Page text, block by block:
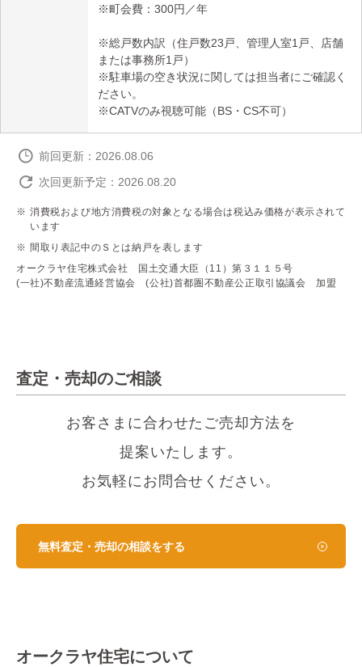
※町会費：300円／年
※総戸数内訳（住戸数23戸、管理人室1戸、店舗
または事務所1戸）
※駐車場の空き状況に関しては担当者にご確認く
ださい。
※CATVのみ視聴可能（BS・CS不可）
前回更新：2026.08.06
次回更新予定：2026.08.20
消費税および地方消費税の対象となる場合は税込み価格が表示されて
います
間取り表記中のＳとは納戸を表します
オークラヤ住宅株式会社 国土交通大臣（11）第３１１５号
(一社)不動産流通経営協会 (公社)首都圏不動産公正取引協議会 加盟
査定・売却のご相談
お客さまに合わせたご売却方法を
提案いたします。
お気軽にお問合せください。
無料査定・売却の相談をする
オークラヤ住宅について